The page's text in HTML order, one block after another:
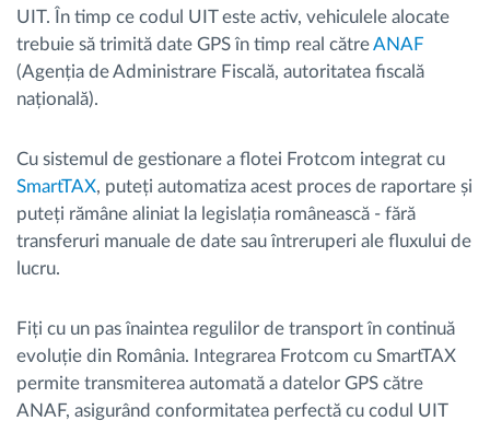
UIT. În timp ce codul UIT este activ, vehiculele alocate
trebuie să trimită date GPS în timp real cătreANAF
(Agenția de Administrare Fiscală, autoritatea fiscală
națională).
Cu sistemul de gestionare a flotei Frotcom integrat cu
SmartTAX, puteți automatiza acest proces de raportare și
puteți rămâne aliniat la legislația românească - fără
transferuri manuale de date sau întreruperi ale fluxului de
lucru.
Fiți cu un pas înaintea regulilor de transport în continuă
evoluție din România. Integrarea Frotcom cu SmartTAX
permite transmiterea automată a datelor GPS către
ANAF, asigurând conformitatea perfectă cu codul UIT